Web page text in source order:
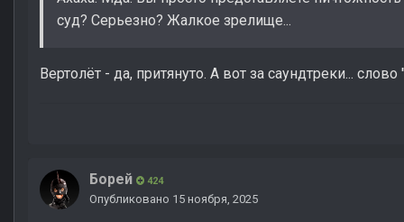
суд? Серьезно? Жалкое зрелище...
Вертолёт - да, притянуто. А вот за саундтреки...
Борей 424
Опубликовано 15 ноября, 2025